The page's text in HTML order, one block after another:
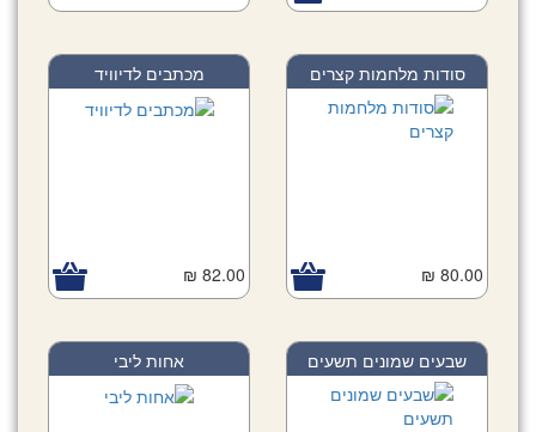
סודות מלחמות קצרים
80.00 ₪
מכתבים לדיוויד
82.00 ₪
שבעים שמונים תשעים אחות ליבי